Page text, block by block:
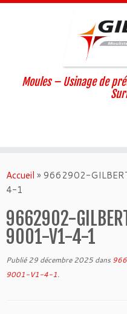
au
contenu
Moules – Usinage de
Accueil » 9662902-
4-1
9662902-
9001-V1-4-1
Publié 29 décembre 2025dans
9001-V1-4-1.